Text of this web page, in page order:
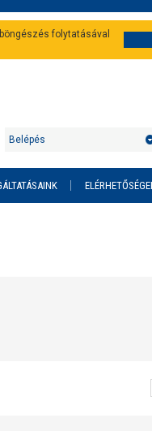
folytatásával
Belépés